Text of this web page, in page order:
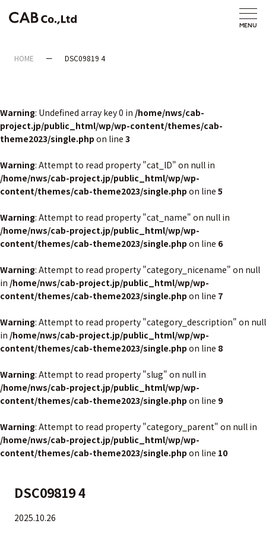
HOME DSC09819 4
Warning: Undefined array key 0 in /home/nws/cab-
project.jp/public_html/wp/wp-content/themes/cab-
theme2023/single.php on line 3
Warning: Attempt to read property "cat_ID" on null in
/home/nws/cab-project.jp/public_html/wp/wp-
content/themes/cab-theme2023/single.php on line 5
Warning: Attempt to read property "cat_name" on null in
/home/nws/cab-project.jp/public_html/wp/wp-
content/themes/cab-theme2023/single.php on line 6
Warning: Attempt to read property "category_nicename" on null
in /home/nws/cab-project.jp/public_html/wp/wp-
content/themes/cab-theme2023/single.php on line 7
Warning: Attempt to read property "category_description" on null
in /home/nws/cab-project.jp/public_html/wp/wp-
content/themes/cab-theme2023/single.php on line 8
Warning: Attempt to read property "slug" on null in
/home/nws/cab-project.jp/public_html/wp/wp-
content/themes/cab-theme2023/single.php on line 9
Warning: Attempt to read property "category_parent" on null in
/home/nws/cab-project.jp/public_html/wp/wp-
content/themes/cab-theme2023/single.php on line 10
DSC09819 4
2025.10.26